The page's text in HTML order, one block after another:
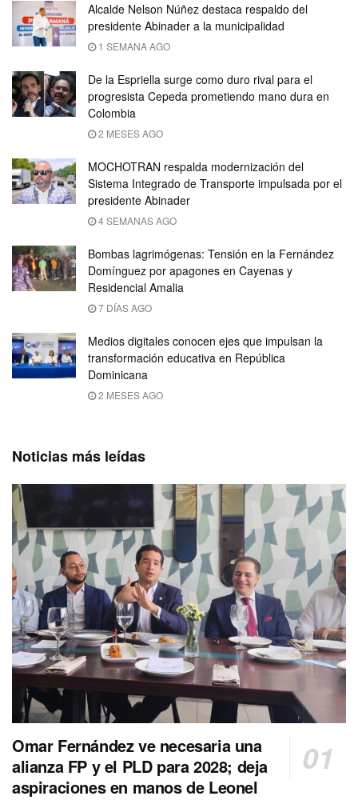
Alcalde Nelson Núñez destaca respaldo del
presidente Abinader a la municipalidad
1 SEMANA AGO
De la Espriella surge como duro rival para el
progresista Cepeda prometiendo mano dura en
Colombia
2 MESES AGO
MOCHOTRAN respalda modernización del
Sistema Integrado de Transporte impulsada por el
presidente Abinader
4 SEMANAS AGO
Bombas lagrimógenas: Tensión en la Fernández
Domínguez por apagones en Cayenas y
Residencial Amalia
7 DÍAS AGO
Medios digitales conocen ejes que impulsan la
transformación educativa en República
Dominicana
2 MESES AGO
Noticias más leídas
Omar Fernández ve necesaria una
alianza FP y el PLD para 2028; deja
aspiraciones en manos de Leonel